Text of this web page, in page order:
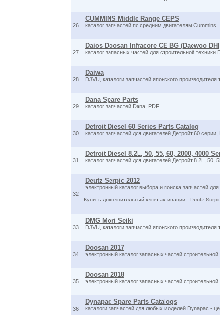
26
CUMMINS Middle Range CEPS
каталог запчастей по средним двигателям Cummins
27
Daios Doosan Infracore CE BG (Daewoo
каталог запасных частей для строительной техники
28
Daiwa
DJVU, каталоги запчастей японского производителя
29
Dana Spare Parts
каталог запчастей Dana, PDF
30
Detroit Diesel 60 Series Parts Catalog
каталог запчастей для двигателей Детройт 60 серии,
31
Detroit Diesel 8.2L, 50, 55, 60, 2000, 4000
каталог запчастей для двигателей Детройт 8.2L, 50,
32
Deutz Serpic 2012
электронный каталог выбора и поиска запчастей
Купить дополнительный ключ активации - Deutz
33
DMG Mori Seiki
DJVU, каталоги запчастей японского производителя
34
Doosan 2017
электронный каталог запасных частей
35
Doosan 2018
электронный каталог запасных частей
36
Dynapac Spare Parts Catalogs
каталоги запчастей для любых моделей Dynapac -